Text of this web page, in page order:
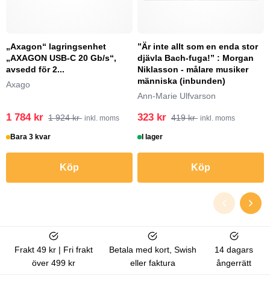
„Axagon“ lagringsenhet
„AXAGON USB-C 20 Gb/s“,
avsedd för 2...
Axago
1 784 kr 1 924 kr inkl. moms
Bara 3 kvar
Köp
”Är inte allt som en enda stor
djävla Bach-fuga!” : Morgan
Niklasson - målare musiker
människa (inbunden)
Ann-Marie Ulfvarson
323 kr 419 kr inkl. moms
I lager
Köp
Frakt 49 kr | Fri frakt
över 499 kr
Betala med kort, Swish
eller faktura
14 dagars
ångerrätt